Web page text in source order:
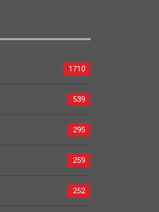
1710
539
295
259
252